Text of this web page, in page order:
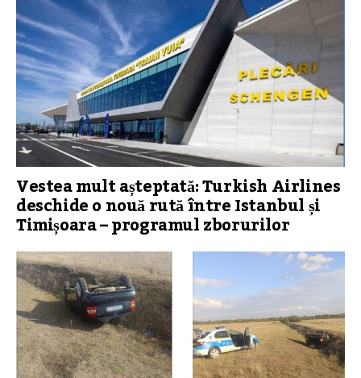
Vestea mult așteptată: Turkish Airlines
deschide o nouă rută între Istanbul și
Timișoara – programul zborurilor